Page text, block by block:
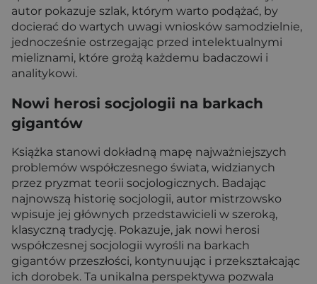
autor pokazuje szlak, którym warto podążać, by
docierać do wartych uwagi wniosków samodzielnie,
jednocześnie ostrzegając przed intelektualnymi
mieliznami, które grożą każdemu badaczowi i
analitykowi.
Nowi herosi socjologii na barkach
gigantów
Książka stanowi dokładną mapę najważniejszych
problemów współczesnego świata, widzianych
przez pryzmat teorii socjologicznych. Badając
najnowszą historię socjologii, autor mistrzowsko
wpisuje jej głównych przedstawicieli w szeroką,
klasyczną tradycję. Pokazuje, jak nowi herosi
współczesnej socjologii wyrośli na barkach
gigantów przeszłości, kontynuując i przekształcając
ich dorobek. Ta unikalna perspektywa pozwala